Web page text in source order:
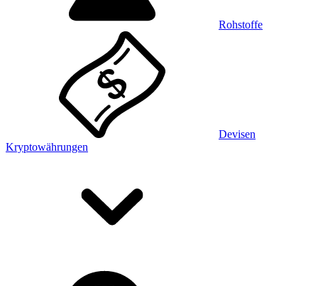
Rohstoffe
Devisen
Kryptowährungen